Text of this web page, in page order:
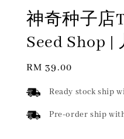
神奇种子店
Seed Shop
Regular
RM 39.00
Ready stock ship
Pre-order ship